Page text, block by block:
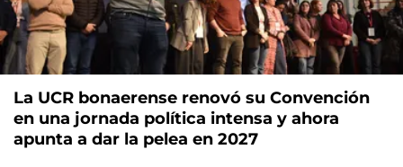
La UCR bonaerense renovó su Convención
en una jornada política intensa y ahora
apunta a dar la pelea en 2027